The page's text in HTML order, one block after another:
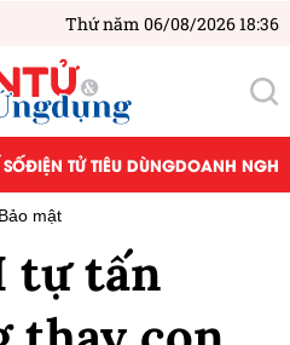
Thứ năm 06/08/2026 18:36
ĐIỆN TỬ TIÊU DÙNGDOANH
Bảo mật
tự tấn